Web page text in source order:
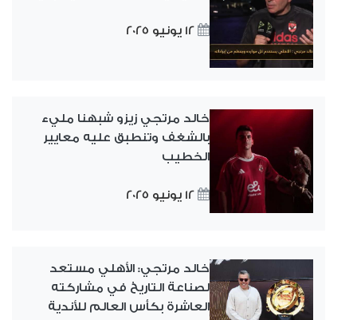
12 يونيو 2025
خالد مرتجي زيزو شبهنا مليء
بالشغف وتنطبق عليه معايير
الخطيب
12 يونيو 2025
خالد مرتجي: الأهلي مستعد
لصناعة التاريخ في مشاركته
العاشرة بكأس العالم للأندية